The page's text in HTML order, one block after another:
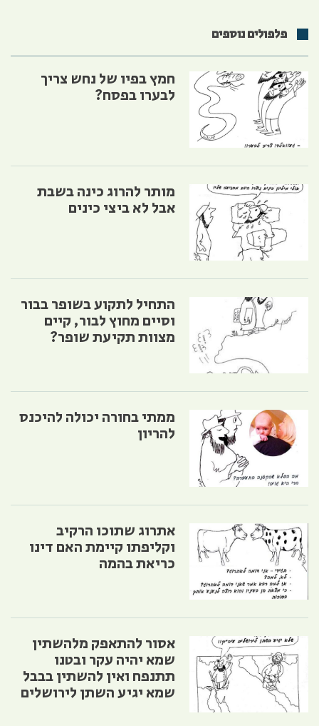
פלפולים נוספים
חמץ בפיו של נחש צריך
לבערו בפסח?
מותר להרוג כינה בשבת
אבל לא ביצי כינים
התחיל לתקוע בשופר בבור
וסיים מחוץ לבור, קיים
מצוות תקיעת שופר?
ממתי בחורה יכולה להיכנס
להריון
אתרוג שתוכו הרקיב
וקליפתו קיימת האם דינו
כריאת בהמה
אסור להתאפק מלהשתין
שמא יהיה עקר ובטנו
תתנפח ואין להשתין בבבל
שמא יגיע השתן לירושלים